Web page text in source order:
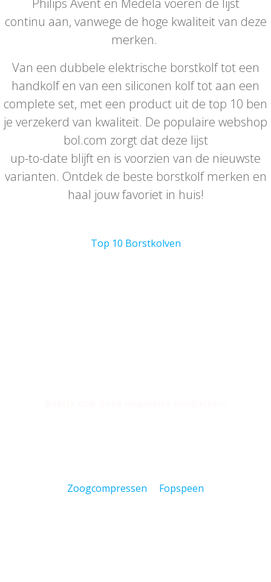
Philips Avent en Medela voeren de lijst
continu aan, vanwege de hoge kwaliteit van deze
merken.
Van een dubbele elektrische borstkolf tot een
handkolf en van een siliconen kolf tot aan een
complete set, met een product uit de top 10 ben
je verzekerd van kwaliteit. De populaire webshop
bol.com zorgt dat deze lijst
up-to-date blijft en is voorzien van de nieuwste
varianten. Ontdek de beste borstkolf merken en
haal jouw favoriet in huis!
Top 10 Borstkolven
Zoogcompressen Fopspeen